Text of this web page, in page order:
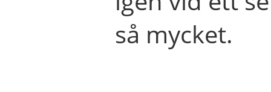
så mycket.